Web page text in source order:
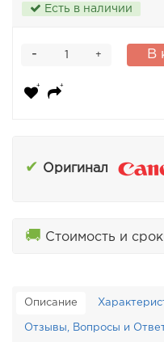
Есть в наличии
+
- В
✔ Оригинал
🚚 Стоимость и
Описание
Отзывы, Вопросы и